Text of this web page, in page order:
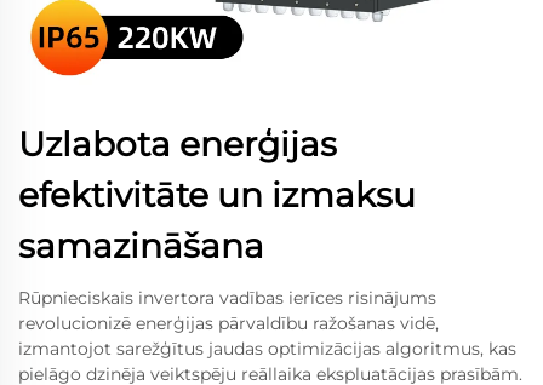
Uzlabota enerģijas
efektivitāte un izmaksu
samazināšana
Rūpnieciskais invertora vadības ierīces risinājums
revolucionizē enerģijas pārvaldību ražošanas vidē,
izmantojot sarežģītus jaudas optimizācijas algoritmus, kas
pielāgo dzinēja veiktspēju reāllaika ekspluatācijas prasībām.